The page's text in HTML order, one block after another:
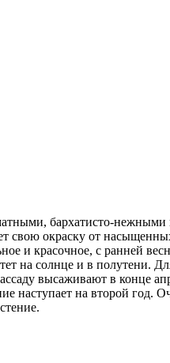
бархатисто-нежными
свою окраску от
и красочное, с ранней
на солнце и в полутени.
высаживают в конце
на второй год.